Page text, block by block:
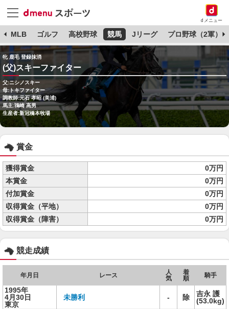
dメニュー
MLB ゴルフ 高校野球 競馬 Jリーグ プロ野球（2軍）
牝 鹿毛 登録抹消
(父)スキーファイター
父:ニシノスキー
母:トキファイター
調教師:元石 孝昭 (美浦)
馬主:鴇崎 高男
生産者:新冠橋本牧場
賞金
獲得賞金
0万円
本賞金
0万円
付加賞金
0万円
収得賞金（平地）
0万円
収得賞金（障害）
0万円
競走成績
年月日 レース
人
気
着
順
騎手
1995年
4月30日
東京
未勝利 - 除
吉永 護
(53.0kg)